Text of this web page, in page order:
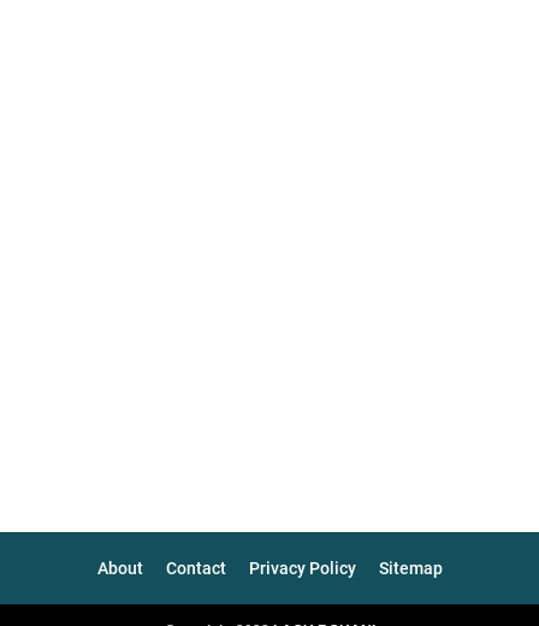
About Contact Privacy Policy Sitemap